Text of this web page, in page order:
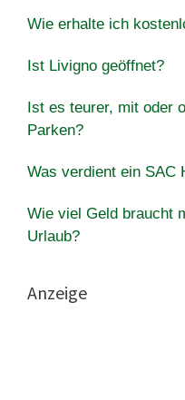
Wie erhalte ich
Ist Livigno geöffnet?
Ist es teurer, mit oder
Parken?
Was verdient ein SAC
Wie viel Geld braucht
Urlaub?
Anzeige